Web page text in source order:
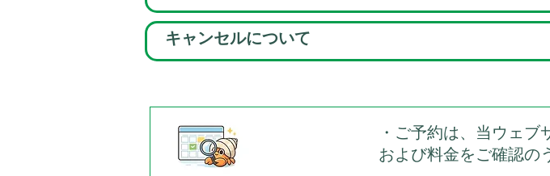
キャンセルについて
・ご予約は、当ウェ
および料金をご確認の